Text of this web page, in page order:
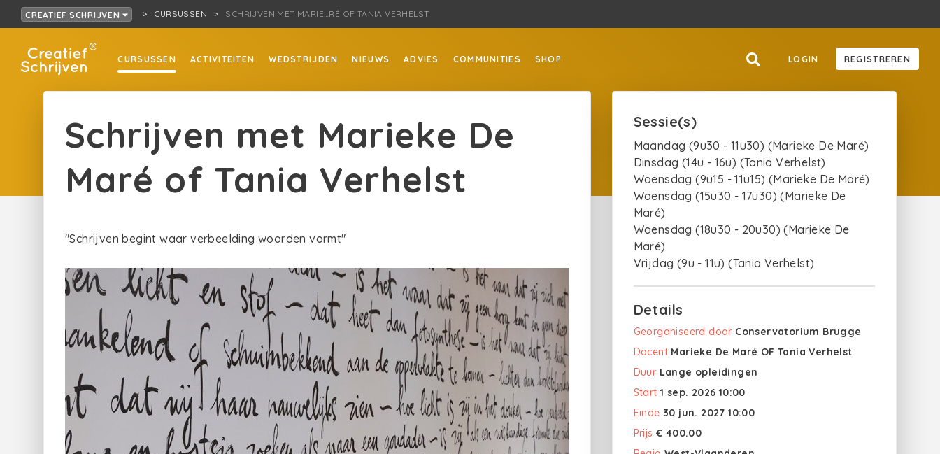
CREATIEF SCHRIJVEN CURSUSSEN SCHRIJVEN MET MARIE…RÉ OF TANIA VERHELST
CURSUSSEN ACTIVITEITEN WEDSTRIJDEN NIEUWS ADVIES COMMUNITIES SHOP LOGIN REGISTREREN
Schrijven met Marieke De
Maré of Tania Verhelst
"Schrijven begint waar verbeelding woorden vormt"
Sessie(s)
Maandag (9u30 - 11u30) (Marieke De Maré)
Dinsdag (14u - 16u) (Tania Verhelst)
Woensdag (9u15 - 11u15) (Marieke De Maré)
Woensdag (15u30 - 17u30) (Marieke De
Maré)
Woensdag (18u30 - 20u30) (Marieke De
Maré)
Vrijdag (9u - 11u) (Tania Verhelst)
Details
Georganiseerd door Conservatorium Brugge
Docent Marieke De Maré OF Tania Verhelst
Duur Lange opleidingen
Start 1 sep. 2026 10:00
Einde 30 jun. 2027 10:00
Prijs € 400.00